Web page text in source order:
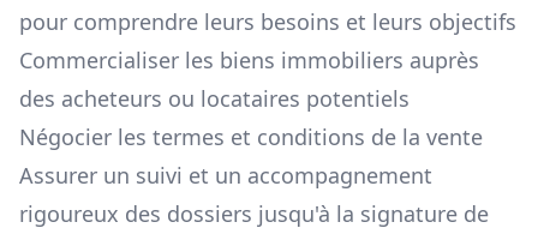
pour comprendre leurs besoins et leurs objectifs
Commercialiser les biens immobiliers auprès
des acheteurs ou locataires potentiels
Négocier les termes et conditions de la vente
Assurer un suivi et un accompagnement
rigoureux des dossiers jusqu'à la signature de